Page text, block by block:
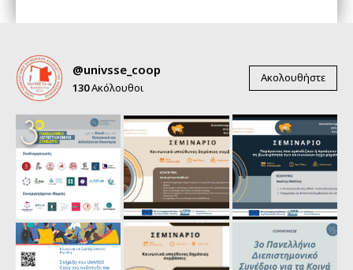
@univsse_coop
130Ακόλουθοι
Ακολουθήστε